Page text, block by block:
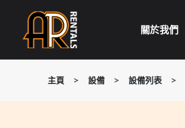
content
關於我們
主頁 > 設備 > 設備列表 >